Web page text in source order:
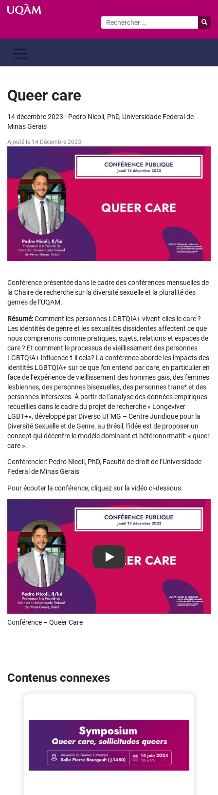
Passer
Queer care
14 décembre 2023 - Pedro Nicoli, PhD, Universidade Federal de
Minas Gerais
Ajouté le 14 Décembre 2023
Conférence présentée dans le cadre des conférences mensuelles de
la Chaire de recherche sur la diversité sexuelle et la pluralité des
genres de l’UQAM.
Résumé:Comment les personnes LGBTQIA+ vivent-elles le care ?
Les identités de genre et les sexualités dissidentes affectent ce que
nous comprenons comme pratiques, sujets, relations et espaces de
care ? Et comment le processus de vieillissement des personnes
LGBTQIA+ influence-t-il cela? La conférence aborde les impacts des
identités LGBTQIA+ sur ce que l’on entend par care, en particulier en
face de l’expérience de vieillissement des hommes gais, des femmes
lesbiennes, des personnes bisexuelles, des personnes trans* et des
personnes intersexes. À partir de l’analyse des données empiriques
recueillies dans le cadre du projet de recherche « Longeviver
LGBT+», développé par Diverso UFMG – Centre Juridique pour la
Diversité Sexuelle et de Genre, au Brésil, l’idée est de proposer un
concept qui décentre le modèle dominant et hétéronormatif: « queer
care ».
Conférencier: Pedro Nicoli, PhD, Faculté de droit de l’Universidade
Federal de Minas Gerais
Pour écouter la conférence, cliquez sur la vidéo ci-dessous.
Play
Conférence – Queer Care
Contenus connexes